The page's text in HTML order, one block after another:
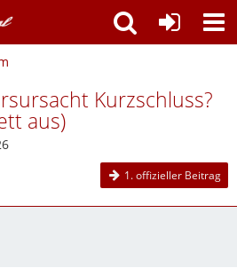
Kurzschluss?
aus)
1. offizieller Beitrag